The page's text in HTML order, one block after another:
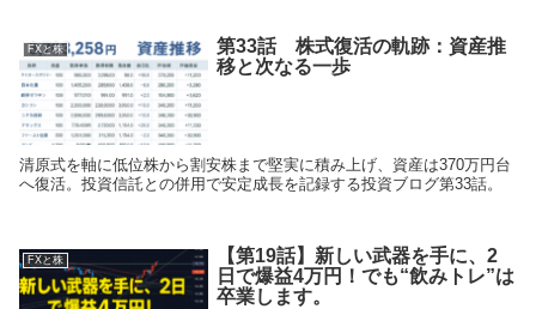
FXと株
第33話 株式復活の軌跡：資産推
移と次なる一歩
清原式を軸に低位株から割安株まで堅実に積み上げ、資産は370万円台
へ復活。投資信託との併用で安定成長を記録する投資ブログ第33話。
FXと株
【第19話】新しい武器を手に、2
日で爆益4万円！でも“飲みトレ”は
卒業します。